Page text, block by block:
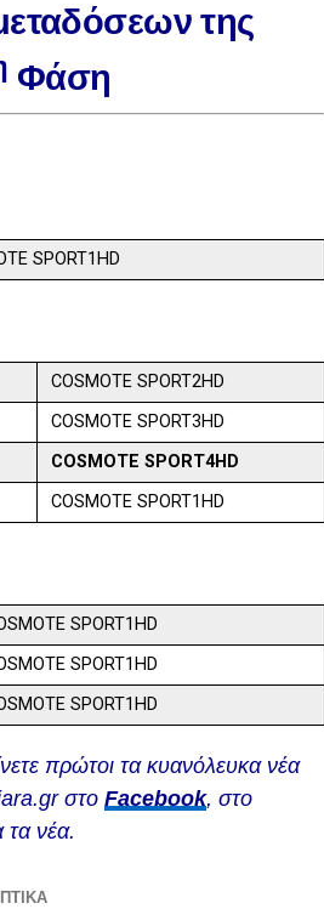
της
Φάση
SPORT1HD
COSMOTE SPORT2HD
COSMOTE SPORT3HD
COSMOTE SPORT4HD
COSMOTE SPORT1HD
SPORT1HD
SPORT1HD
SPORT1HD
πρώτοι τα κυανόλευκα νέα
στο Facebook, στο
τα νέα.